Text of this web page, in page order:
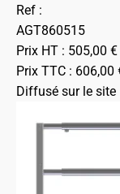
Ref :
AGT860515
Prix HT : 505,00 €
Prix TTC : 606,00
Diffusé sur le site